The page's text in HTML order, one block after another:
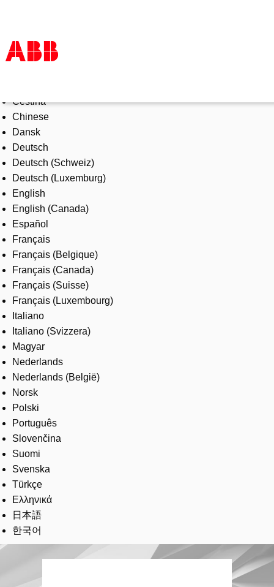
Products & Solutions
Industries
Services
About us
Where to buy
Contact us
Careers
Čeština
Chinese
Dansk
Deutsch
Deutsch (Schweiz)
Deutsch (Luxemburg)
English
English (Canada)
Español
Français
Français (Belgique)
Français (Canada)
Français (Suisse)
Français (Luxembourg)
Italiano
Italiano (Svizzera)
Magyar
Nederlands
Nederlands (België)
Norsk
Polski
Português
Slovenčina
Suomi
Svenska
Türkçe
Ελληνικά
日本語
한국어